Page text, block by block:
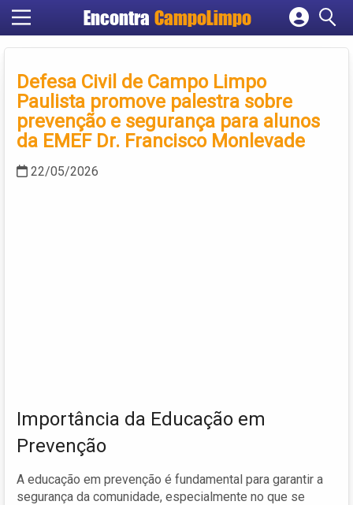
Encontra CampoLimpo
Cadastrar empresa
Criar conta
Defesa Civil de Campo Limpo
Paulista promove palestra sobre
prevenção e segurança para alunos
da EMEF Dr. Francisco Monlevade
22/05/2026
Importância da Educação em
Prevenção
A educação em prevenção é fundamental para garantir a
segurança da comunidade, especialmente no que se